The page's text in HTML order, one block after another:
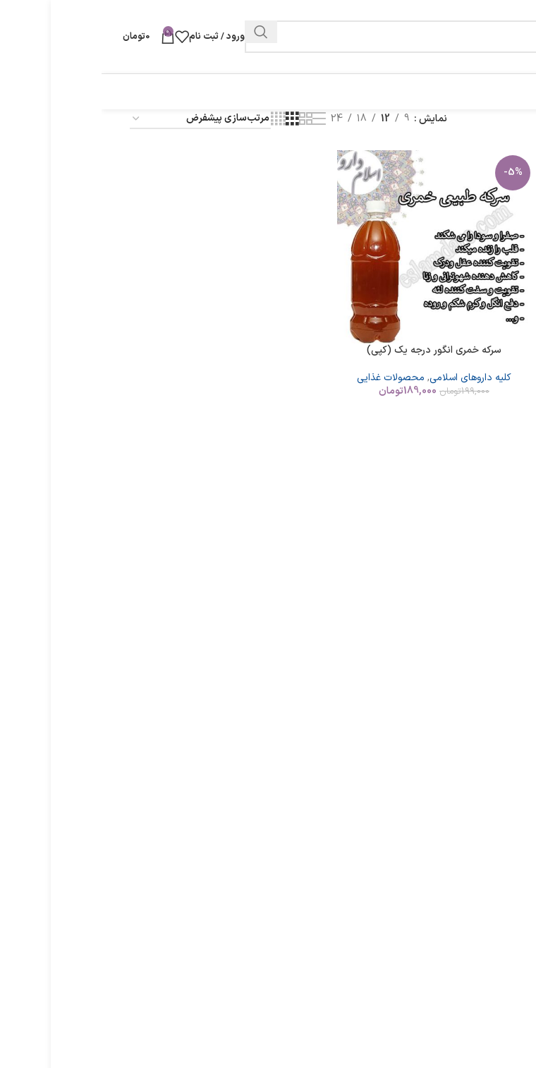
ورود / ثبت نام 0
0تومان
نمایش 9
12
18
24
-5%
سرکه خمری انگور درجه یک (کپی)
کلیه داروهای اسلامی, محصولات غذایی
199,000تومان 189,000تومان